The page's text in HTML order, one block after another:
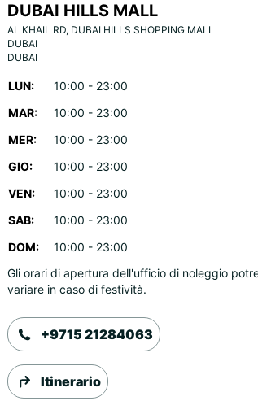
DUBAI HILLS MALL
AL KHAIL RD, DUBAI HILLS SHOPPING MALL
DUBAI
DUBAI
LUN:
10:00 - 23:00
MAR:
10:00 - 23:00
MER:
10:00 - 23:00
GIO:
10:00 - 23:00
VEN:
10:00 - 23:00
SAB:
10:00 - 23:00
DOM:
10:00 - 23:00
Gli orari di apertura dell'ufficio di noleggio
variare in caso di festività.
+9715 21284063
Itinerario